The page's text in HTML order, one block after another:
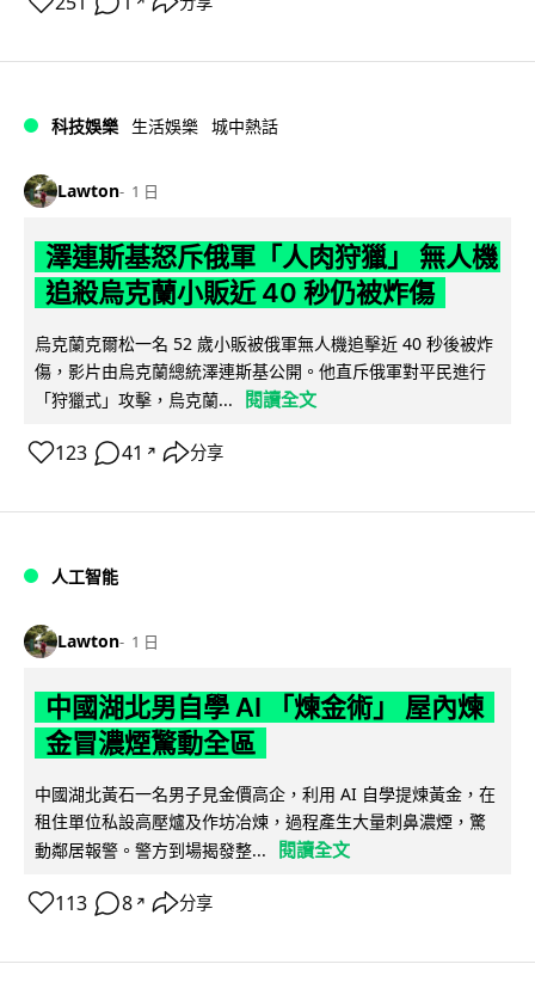
科技娛樂 生活娛樂 城中熱話
Lawton 1 日
澤連斯基怒斥俄軍「人肉狩獵」 無人機
追殺烏克蘭小販近 40 秒仍被炸傷
烏克蘭克爾松一名 52 歲小販被俄軍無人機追擊近 40 秒後被炸
傷，影片由烏克蘭總統澤連斯基公開。他直斥俄軍對平民進行
「狩獵式」攻擊，烏克蘭...
閱讀全文
123 41 ↗ 分享
人工智能
Lawton 1 日
中國湖北男自學 AI 「煉金術」 屋內煉
金冒濃煙驚動全區
中國湖北黃石一名男子見金價高企，利用 AI 自學提煉黃金，在
租住單位私設高壓爐及作坊冶煉，過程產生大量刺鼻濃煙，驚
動鄰居報警。警方到場揭發整...
閱讀全文
113 8 ↗ 分享